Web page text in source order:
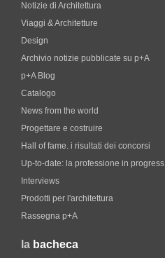
Notizie di Architettura
Viaggi & Architetture
Design
Archivio notizie pubblicate su p+A
p+A Blog
Catalogo
News from the world
Progettare e costruire
Hall of fame. i risultati dei concorsi
Up-to-date: la professione in progress
Interviews
Prodotti per l'architettura
Rassegna p+A
la bacheca